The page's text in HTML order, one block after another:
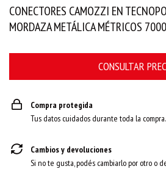
CONECTORES CAMOZZI EN
MORDAZA METÁLICA MÉTRICOS 7000
Compra protegida
Tus datos cuidados durante toda la compra.
Cambios y devoluciones
Si no te gusta, podés cambiarlo por otro o